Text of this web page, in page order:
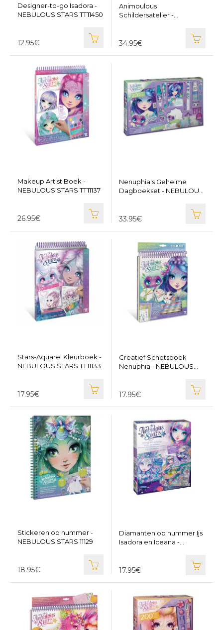
Designer-to-go Isadora -
NEBULOUS STARS TT11450
12.95€
Animoulous
Schildersatelier -
34.95€
Makeup Artist Boek -
NEBULOUS STARS TT11137
26.95€
Nenuphia's Geheime
Dagboekset - NEBULOUS
33.95€
Stars-Aquarel Kleurboek -
NEBULOUS STARS TT11133
17.95€
Creatief Schetsboek
Nenuphia - NEBULOUS
17.95€
Stickeren op nummer -
NEBULOUS STARS 11129
18.95€
Diamanten op nummer Ijs
Isadora en Iceana -
17.95€